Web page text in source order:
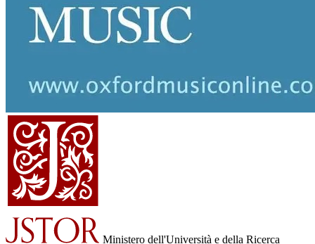
Ministero dell'Università e della Ricerca